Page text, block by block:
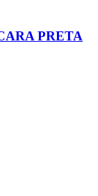
PRETA